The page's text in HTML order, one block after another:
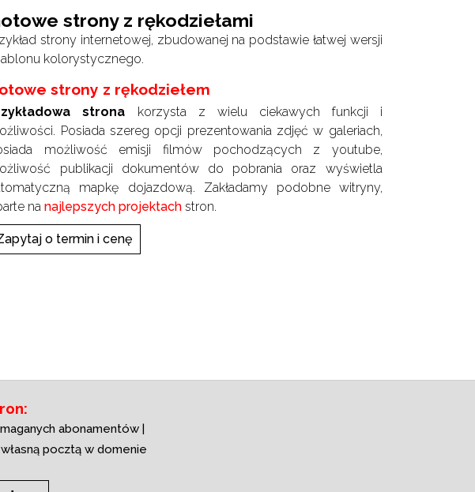
strony z rękodziełami
strony internetowej, zbudowanej na podstawie łatwej wersji
kolorystycznego.
strony z rękodziełem
strona korzysta z wielu ciekawych funkcji i
Posiada szereg opcji prezentowania zdjęć w galeriach,
możliwość emisji filmów pochodzących z youtube,
publikacji dokumentów do pobrania oraz wyświetla
mapkę dojazdową. Zakładamy podobne witryny,
nanajlepszych projektach stron.
o termin i cenę
abonamentów |
pocztą w domenie